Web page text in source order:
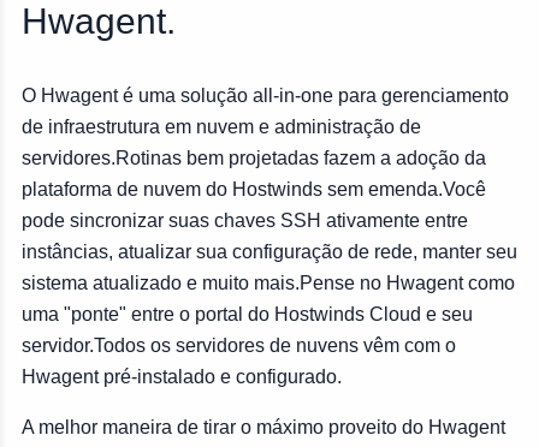
Hwagent.
O Hwagent é uma solução all-in-one para gerenciamento
de infraestrutura em nuvem e administração de
servidores.Rotinas bem projetadas fazem a adoção da
plataforma de nuvem do Hostwinds sem emenda.Você
pode sincronizar suas chaves SSH ativamente entre
instâncias, atualizar sua configuração de rede, manter seu
sistema atualizado e muito mais.Pense no Hwagent como
uma "ponte" entre o portal do Hostwinds Cloud e seu
servidor.Todos os servidores de nuvens vêm com o
Hwagent pré-instalado e configurado.
A melhor maneira de tirar o máximo proveito do Hwagent